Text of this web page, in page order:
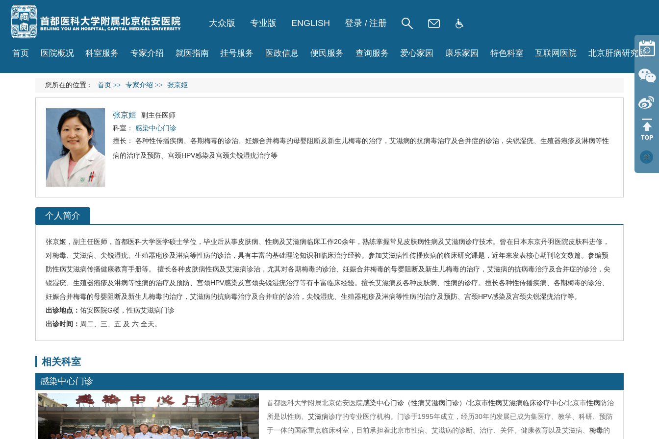
大众版 专业版 ENGLISH 登录 / 注册
首页 医院概况 科室服务 专家介绍 就医指南 挂号服务 医政信息 便民服务 查询服务 爱心家园 康乐家园 特色科室 互联网医院 北京肝病研究所
您所在的位置： 首页 >> 专家介绍 >> 张京姬
张京姬
副主任医师
科室： 感染中心门诊
擅长： 各种性传播疾病、各期梅毒的诊治、妊娠合并梅毒的母婴阻断及新生儿梅毒的治疗， 艾滋病的抗病毒治疗及合并症的诊治，尖锐湿疣、生殖器疱疹及淋病等性
病的治疗及预防、宫颈HPV感染及宫颈尖锐湿疣治疗等
个人简介
张京姬 ， 副主任医师， 首都医科大学医学硕士学位，毕业后从事皮肤病、性病及艾滋病临床工作20余年，熟练掌握常见皮肤病性病及艾滋病诊疗技术。曾在日本东京丹羽医院皮肤科进修，
对梅毒 、艾滋病、尖锐湿疣、生殖器疱疹及淋病等性病的诊治，具有丰富的基础理论知识和临床治疗经验。参加艾滋病性传播疾病的临床研究课题，近年来发表核心期刊论文数篇。参编预
防性病艾滋病传播健康教育手册等。 擅长各种皮肤病性病及艾滋病诊治，尤其对各期梅毒的诊治、妊娠合并梅毒的母婴阻断及新生儿梅毒的治疗，艾滋病的抗病毒治疗及合并症的诊治，尖
锐湿疣、生殖器疱疹及淋病等性病的治疗及预防、宫颈HPV感染及宫颈尖锐湿疣治疗等有丰富临床经验。 擅长艾滋病及各种皮肤病、性病的诊疗。擅长各种性传播疾病、各期梅毒的诊治、
妊娠合并梅毒的母婴阻断及新生儿梅毒的治疗，艾滋病的抗病毒治疗及合并症的诊治，尖锐湿疣、生殖器疱疹及淋病等性病的治疗及预防、宫颈HPV感染及宫颈尖锐湿疣治疗等。
出诊地点： 佑安医院G楼，性病艾滋病门诊
出诊时间： 周二、三、五 及 六 全天。
相关科室
感染中心门诊
首都医科大学附属北京佑安医院感染中心门诊（性病艾滋病门诊）/北京市性病艾滋病临床诊疗中心/北京市性病防治
所是以性病、艾滋病诊疗的专业医疗机构。门诊于1995年成立，经历30年的发展已成为集医疗、教学、科研、预防
于一体的国家重点临床科室，目前承担着北京市性病、艾滋病的诊断、治疗、关怀、健康教育以及艾滋病、梅毒的